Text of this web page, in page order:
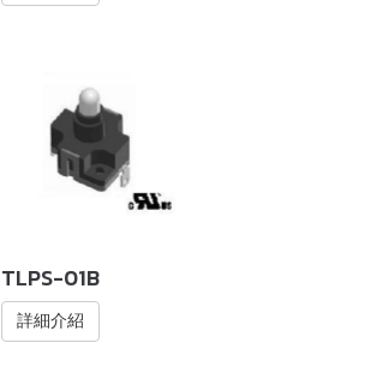
TLPS-01B
詳細介紹